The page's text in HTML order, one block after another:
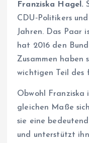
Franziska Hagel.
CDU‑Politikers
Jahren. Das Paar
hat 2016 den
Zusammen haben
wichtigen Teil des
Obwohl
gleichen Maße
sie eine
und unterstützt